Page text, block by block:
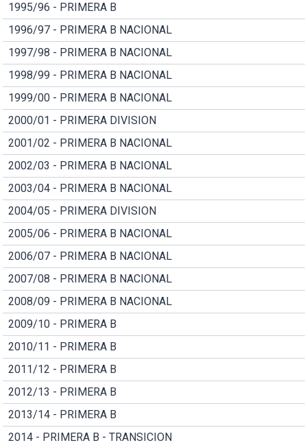
1995/96 - PRIMERA B
1996/97 - PRIMERA B NACIONAL
1997/98 - PRIMERA B NACIONAL
1998/99 - PRIMERA B NACIONAL
1999/00 - PRIMERA B NACIONAL
2000/01 - PRIMERA DIVISION
2001/02 - PRIMERA B NACIONAL
2002/03 - PRIMERA B NACIONAL
2003/04 - PRIMERA B NACIONAL
2004/05 - PRIMERA DIVISION
2005/06 - PRIMERA B NACIONAL
2006/07 - PRIMERA B NACIONAL
2007/08 - PRIMERA B NACIONAL
2008/09 - PRIMERA B NACIONAL
2009/10 - PRIMERA B
2010/11 - PRIMERA B
2011/12 - PRIMERA B
2012/13 - PRIMERA B
2013/14 - PRIMERA B
2014 - PRIMERA B - TRANSICION